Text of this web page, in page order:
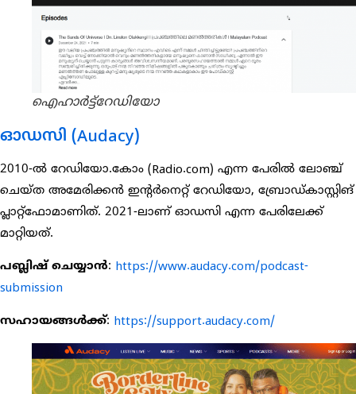
ഐഹാർട്ട്റേഡിയോ
ഓഡസി (Audacy)
2010-ൽ റേഡിയോ.കോം (Radio.com) എന്ന പേരിൽ ലോഞ്ച്
ചെയ്ത അമേരിക്കൻ ഇന്റർനെറ്റ് റേഡിയോ, ബ്രോഡ്കാസ്റ്റിങ്
പ്ലാറ്റ്‌ഫോമാണിത്. 2021-ലാണ് ഓഡസി എന്ന പേരിലേക്ക്
മാറ്റിയത്.
പബ്ലിഷ് ചെയ്യാൻ: https://www.audacy.com/podcast-
submission
സഹായങ്ങൾക്ക്: https://support.audacy.com/